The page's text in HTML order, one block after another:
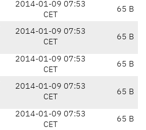
2014-01-09 07:53
CET
65 B
2014-01-09 07:53
CET
65 B
2014-01-09 07:53
CET
65 B
2014-01-09 07:53
CET
65 B
2014-01-09 07:53
CET
65 B